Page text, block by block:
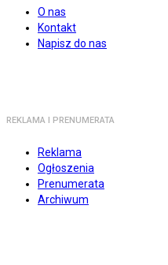
O nas
Kontakt
Napisz do nas
REKLAMA I PRENUMERATA
Reklama
Ogłoszenia
Prenumerata
Archiwum